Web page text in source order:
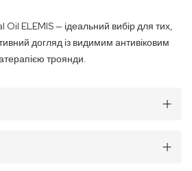
ELEMIS — ідеальний вибір для тих,
догляд із видимим антивіковим
троянди.